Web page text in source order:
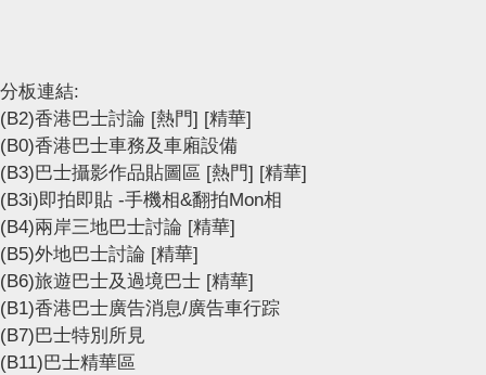
分板連結:
(B2)香港巴士討論 [熱門] [精華]
(B0)香港巴士車務及車廂設備
(B3)巴士攝影作品貼圖區 [熱門] [精華]
(B3i)即拍即貼 -手機相&翻拍Mon相
(B4)兩岸三地巴士討論 [精華]
(B5)外地巴士討論 [精華]
(B6)旅遊巴士及過境巴士 [精華]
(B1)香港巴士廣告消息/廣告車行踪
(B7)巴士特別所見
(B11)巴士精華區